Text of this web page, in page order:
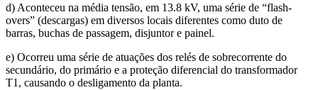
d) Aconteceu na média tensão, em 13.8 kV, uma série de “flash-
overs” (descargas) em diversos locais diferentes como duto de
barras, buchas de passagem, disjuntor e painel.
e) Ocorreu uma série de atuações dos relés de sobrecorrente do
secundário, do primário e a proteção diferencial do transformador
T1, causando o desligamento da planta.